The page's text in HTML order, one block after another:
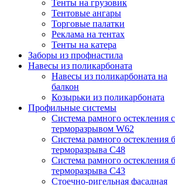
Тенты на грузовик
Тентовые ангары
Торговые палатки
Реклама на тентах
Тенты на катера
Заборы из профнастила
Навесы из поликарбоната
Навесы из поликарбоната на
балкон
Козырьки из поликарбоната
Профильные системы
Система рамного остекления с
терморазрывом W62
Система рамного остекления
терморазрыва C48
Система рамного остекления
терморазрыва C43
Стоечно-ригельная фасадная